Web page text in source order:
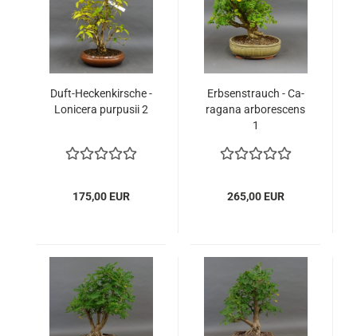
Duft-​He­cken­kir­sche -
Lo­ni­ce­ra pur­pu­sii 2
175,00 EUR
Erb­sen­strauch - Ca­
ra­ga­na ar­bo­re­scens
1
265,00 EUR